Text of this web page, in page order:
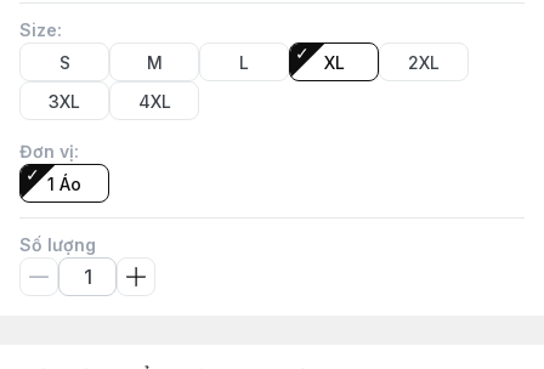
Size:
S
M L XL
2XL
3XL
4XL
Đơn vị:
1 Áo
Số lượng